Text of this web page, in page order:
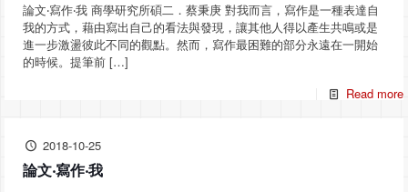
論文‧寫作‧我 商學研究所碩二．蔡秉庚 對我而言，寫作是一種表達自
我的方式，藉由寫出自己的看法與發現，讓其他人得以產生共鳴或是
進一步激盪彼此不同的觀點。然而，寫作最困難的部分永遠在一開始
的時候。提筆前 […]
Read more
2018-10-25
論文‧寫作‧我